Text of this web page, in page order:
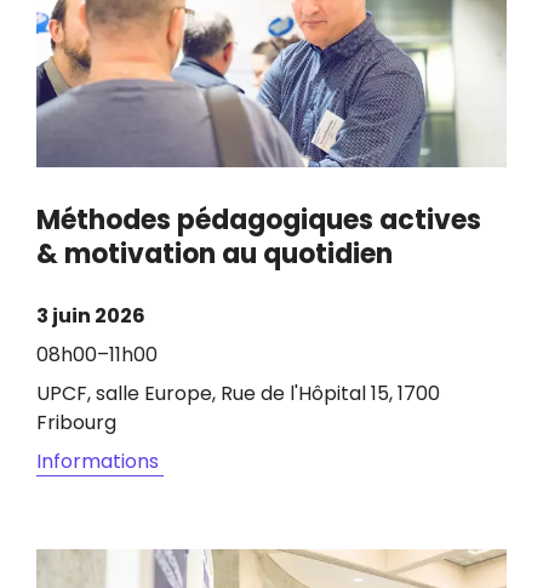
Méthodes pédagogiques actives
& motivation au quotidien
3 juin 2026
08h00–11h00
UPCF, salle Europe, Rue de l'Hôpital 15, 1700
Fribourg
Informations